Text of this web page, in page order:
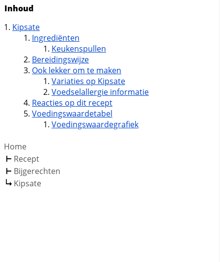
Inhoud
Kipsate
Ingrediënten
Keukenspullen
Bereidingswijze
Ook lekker om te maken
Variaties op Kipsate
Voedselallergie informatie
Reacties op dit recept
Voedingswaardetabel
Voedingswaardegrafiek
Home
Recept
Bijgerechten
Kipsate